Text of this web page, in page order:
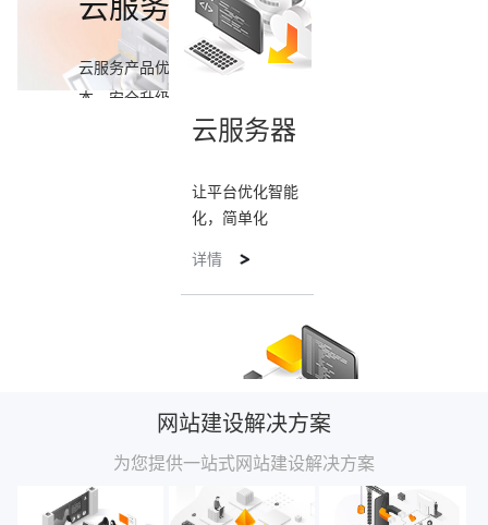
云服务
云服务产品优惠采购，降低企业上云成
本，安全升级云服务。
云服务器
让平台优化智能
化，简单化
详情
企业邮箱
网站建设解决方案
为您提供一站式网站建设解决方案